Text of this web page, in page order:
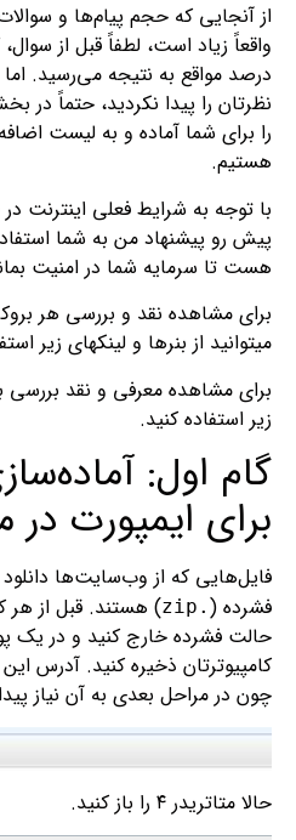
از آنجایی که حجم پیام‌ها و
درصد مواقع به نتیجه می‌رسید. اما
نظرتان را پیدا نکردید، حتماً در
را برای شما آماده و به لیست
هستیم.
با توجه به شرایط فعلی اینترنت
هست تا سرمایه شما در امنیت
برای مشاهده نقد و بررسی هر
میتوانید از بنرها و لینکهای زیر
برای مشاهده معرفی و نقد بررسی
زیر استفاده کنید.
گام اول:
برای ایمپورت در
فایل‌هایی که از وب‌سایت‌ها
فشرده ( .zip
) هستند. قبل از هر
حالت فشرده خارج کنید و در
کامپیوترتان ذخیره کنید. آدرس
چون در مراحل بعدی به آن نیاز
حالا متاتریدر ۴ را باز کنید.